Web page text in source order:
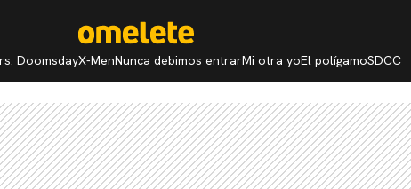
DoomsdayX-MenNunca debimos entrarMi otra yoEl polígamoSDCC